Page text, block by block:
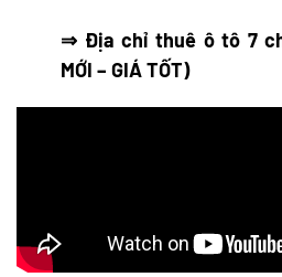
⇒ Địa chỉ thuê ô tô 7
MỚI – GIÁ TỐT)